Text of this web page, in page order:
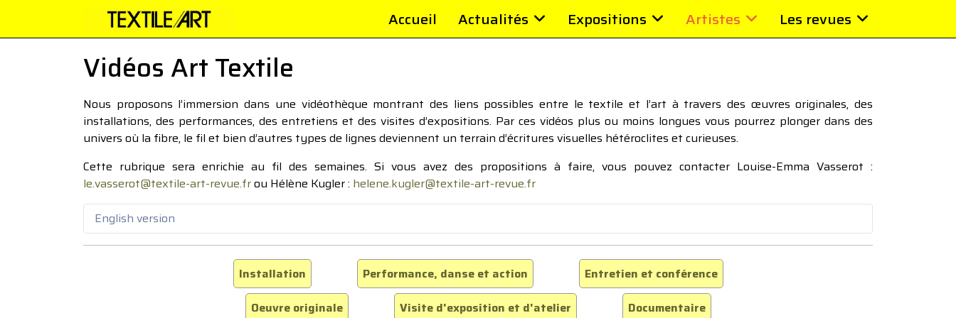
Accueil Actualités Expositions Artistes Les revues
Vidéos Art Textile
Nous proposons l’immersion dans une vidéothèque montrant des liens possibles entre le textile et l’art à travers des œuvres originales, des
installations, des performances, des entretiens et des visites d’expositions. Par ces vidéos plus ou moins longues vous pourrez plonger dans des
univers où la fibre, le fil et bien d’autres types de lignes deviennent un terrain d’écritures visuelles hétéroclites et curieuses.
Cette rubrique sera enrichie au fil des semaines. Si vous avez des propositions à faire, vous pouvez contacter Louise-Emma Vasserot :
le.vasserot@textile-art-revue.frou Hélène Kugler : helene.kugler@textile-art-revue.fr
English version
Installation Performance, danse et action
Entretien et conférence
Oeuvre originale
Visite d'exposition et d'atelier Documentaire